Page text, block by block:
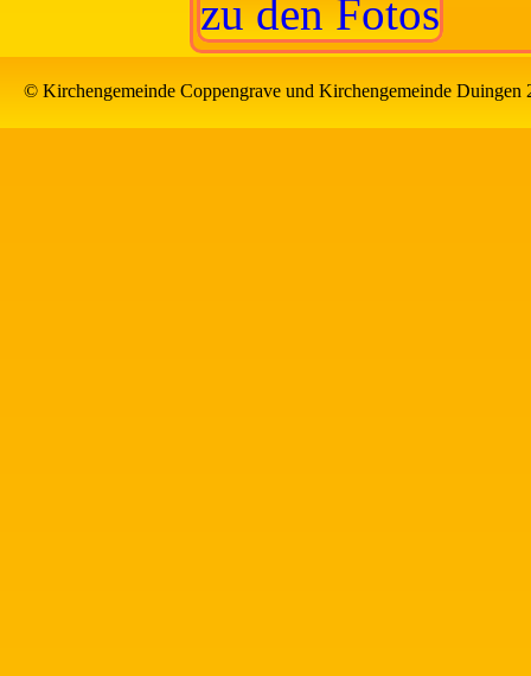
zu den Fotos
© Kirchengemeinde Coppengrave und Kirchengemeinde Duingen